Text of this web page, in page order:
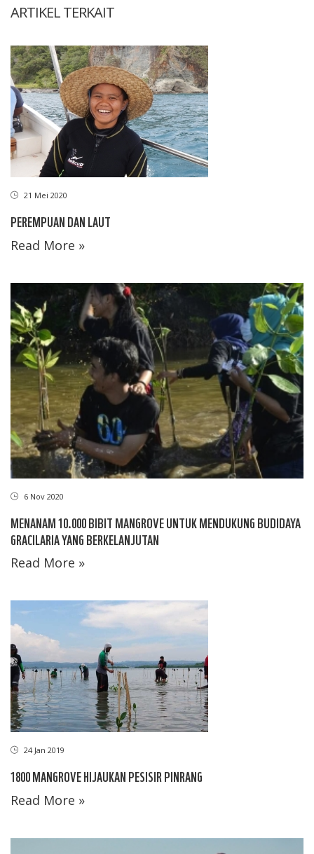
ARTIKEL TERKAIT
21 Mei 2020
PEREMPUAN DAN LAUT
Read More »
6 Nov 2020
MENANAM 10.000 BIBIT MANGROVE UNTUK MENDUKUNG BUDIDAYA
GRACILARIA YANG BERKELANJUTAN
Read More »
24 Jan 2019
1800 MANGROVE HIJAUKAN PESISIR PINRANG
Read More »